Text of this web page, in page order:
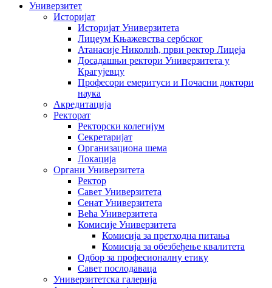
Универзитет
Историјат
Историјат Универзитета
Лицеум Књажевства сербског
Атанасије Николић, први ректор Лицеја
Досадашњи ректори Универзитета у
Крагујевцу
Професори емеритуси и Почасни доктори
наука
Акредитација
Ректорат
Ректорски колегијум
Секретаријат
Организациона шема
Локација
Органи Универзитета
Ректор
Савет Универзитета
Сенат Универзитета
Већа Универзитета
Комисије Универзитета
Комисија за претходна питања
Комисија за обезбеђење квалитета
Одбор за професионалну етику
Савет послодаваца
Универзитетска галерија